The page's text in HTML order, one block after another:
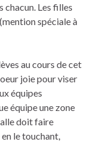
chacun. Les filles
spéciale à
au cours de cet
joie pour viser
équipes
équipe une zone
doit faire
le touchant,